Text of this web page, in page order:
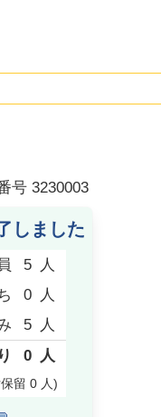
号 3230003
しました
5
人
0
人
5
人
0 人
保留0 人)